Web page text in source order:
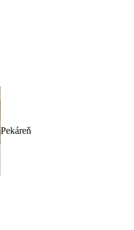
Pekáreň